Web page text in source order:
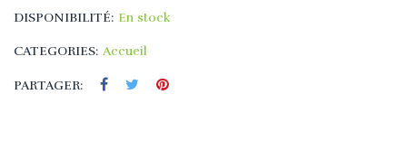
DISPONIBILITÉ: En stock
CATEGORIES: Accueil
PARTAGER: